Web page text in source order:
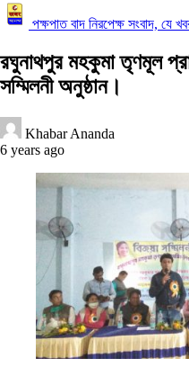
পক্ষপাত বাদ নিরপেক্ষ সংবাদ, যে
রঘুনাথপুর মহকুমা তৃণমূল
সম্মিলনী অনুষ্ঠান।
Khabar Ananda
6 years ago